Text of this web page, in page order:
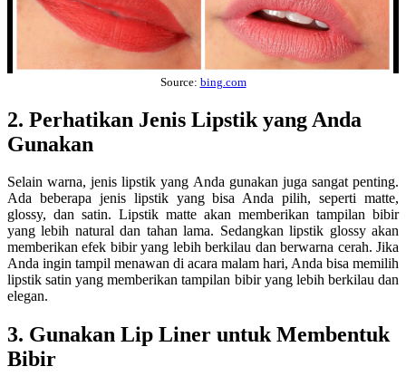
Source: bing.com
2. Perhatikan Jenis Lipstik yang Anda
Gunakan
Selain warna, jenis lipstik yang Anda gunakan juga sangat penting.
Ada beberapa jenis lipstik yang bisa Anda pilih, seperti matte,
glossy, dan satin. Lipstik matte akan memberikan tampilan bibir
yang lebih natural dan tahan lama. Sedangkan lipstik glossy akan
memberikan efek bibir yang lebih berkilau dan berwarna cerah. Jika
Anda ingin tampil menawan di acara malam hari, Anda bisa memilih
lipstik satin yang memberikan tampilan bibir yang lebih berkilau dan
elegan.
3. Gunakan Lip Liner untuk Membentuk
Bibir